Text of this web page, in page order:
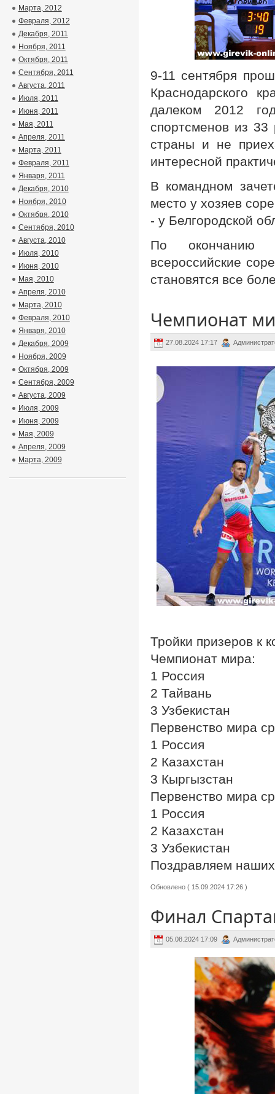
9-11 сентября
Краснодарского
далеком 2012
спортсменов из
страны и не
интересной
В командном
место у хозяев
- у Белгородской
По окончанию
всероссийские
становятся все
Чемпионат
27.08.2024 17:17
Тройки призеров к
Чемпионат мира:
1 Россия
2 Тайвань
3 Узбекистан
Первенство мира
1 Россия
2 Казахстан
3 Кыргызстан
Первенство мира
1 Россия
2 Казахстан
3 Узбекистан
Поздравляем
Обновлено ( 15.09.2024 17:26 )
Финал
05.08.2024 17:09
Марта, 2012
Февраля, 2012
Декабря, 2011
Ноября, 2011
Октября, 2011
Сентября, 2011
Августа, 2011
Июля, 2011
Июня, 2011
Мая, 2011
Апреля, 2011
Марта, 2011
Февраля, 2011
Января, 2011
Декабря, 2010
Ноября, 2010
Октября, 2010
Сентября, 2010
Августа, 2010
Июля, 2010
Июня, 2010
Мая, 2010
Апреля, 2010
Марта, 2010
Февраля, 2010
Января, 2010
Декабря, 2009
Ноября, 2009
Октября, 2009
Сентября, 2009
Августа, 2009
Июля, 2009
Июня, 2009
Мая, 2009
Апреля, 2009
Марта, 2009